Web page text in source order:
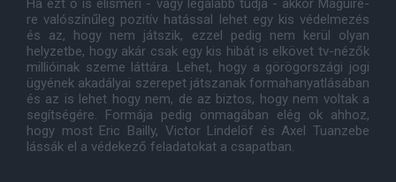
Ha ezt ő is elismeri - vagy legalább tudja - akkor Maguire-
re valószínűleg pozitív hatással lehet egy kis védelmezés
és az, hogy nem játszik, ezzel pedig nem kerül olyan
helyzetbe, hogy akár csak egy kis hibát is elkövet tv-nézők
millióinak szeme láttára. Lehet, hogy a görögországi jogi
ügyének akadályai szerepet játszanak formahanyatlásában
és az is lehet hogy nem, de az biztos, hogy nem voltak a
segítségére. Formája pedig önmagában elég ok ahhoz,
hogy most Eric Bailly, Victor Lindelöf és Axel Tuanzebe
lássák el a védekező feladatokat a csapatban.